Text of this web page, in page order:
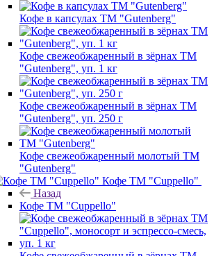
Кофе в капсулах ТМ "Gutenberg"
Кофе свежеобжаренный в зёрнах ТМ
"Gutenberg", уп. 1 кг
Кофе свежеобжаренный в зёрнах ТМ
"Gutenberg", уп. 250 г
Кофе свежеобжаренный молотый ТМ
"Gutenberg"
Кофе ТМ "Cuppello"
Назад
Кофе ТМ "Cuppello"